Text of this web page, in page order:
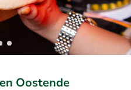
Oostende